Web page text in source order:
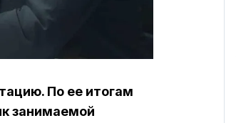
По ее итогам
занимаемой